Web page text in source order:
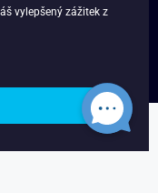
vyhrazena. webdesign ©
vylepšený zážitek z